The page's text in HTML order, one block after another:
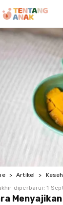
> Artikel >
diperbarui:1